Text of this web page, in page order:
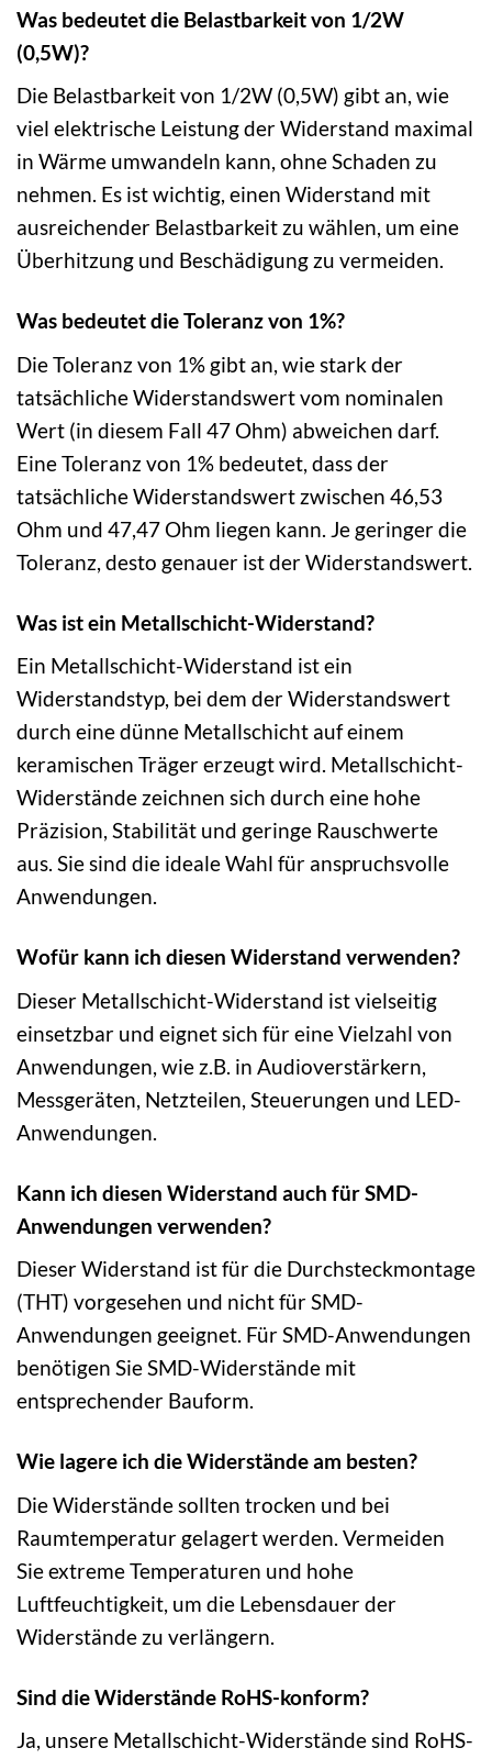
Was bedeutet die Belastbarkeit von 1/2W
(0,5W)?
Die Belastbarkeit von 1/2W (0,5W) gibt an, wie
viel elektrische Leistung der Widerstand maximal
in Wärme umwandeln kann, ohne Schaden zu
nehmen. Es ist wichtig, einen Widerstand mit
ausreichender Belastbarkeit zu wählen, um eine
Überhitzung und Beschädigung zu vermeiden.
Was bedeutet die Toleranz von 1%?
Die Toleranz von 1% gibt an, wie stark der
tatsächliche Widerstandswert vom nominalen
Wert (in diesem Fall 47 Ohm) abweichen darf.
Eine Toleranz von 1% bedeutet, dass der
tatsächliche Widerstandswert zwischen 46,53
Ohm und 47,47 Ohm liegen kann. Je geringer die
Toleranz, desto genauer ist der Widerstandswert.
Was ist ein Metallschicht-Widerstand?
Ein Metallschicht-Widerstand ist ein
Widerstandstyp, bei dem der Widerstandswert
durch eine dünne Metallschicht auf einem
keramischen Träger erzeugt wird. Metallschicht-
Widerstände zeichnen sich durch eine hohe
Präzision, Stabilität und geringe Rauschwerte
aus. Sie sind die ideale Wahl für anspruchsvolle
Anwendungen.
Wofür kann ich diesen Widerstand verwenden?
Dieser Metallschicht-Widerstand ist vielseitig
einsetzbar und eignet sich für eine Vielzahl von
Anwendungen, wie z.B. in Audioverstärkern,
Messgeräten, Netzteilen, Steuerungen und LED-
Anwendungen.
Kann ich diesen Widerstand auch für SMD-
Anwendungen verwenden?
Dieser Widerstand ist für die Durchsteckmontage
(THT) vorgesehen und nicht für SMD-
Anwendungen geeignet. Für SMD-Anwendungen
benötigen Sie SMD-Widerstände mit
entsprechender Bauform.
Wie lagere ich die Widerstände am besten?
Die Widerstände sollten trocken und bei
Raumtemperatur gelagert werden. Vermeiden
Sie extreme Temperaturen und hohe
Luftfeuchtigkeit, um die Lebensdauer der
Widerstände zu verlängern.
Sind die Widerstände RoHS-konform?
Ja, unsere Metallschicht-Widerstände sind RoHS-